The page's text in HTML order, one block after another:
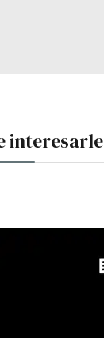
interesarle